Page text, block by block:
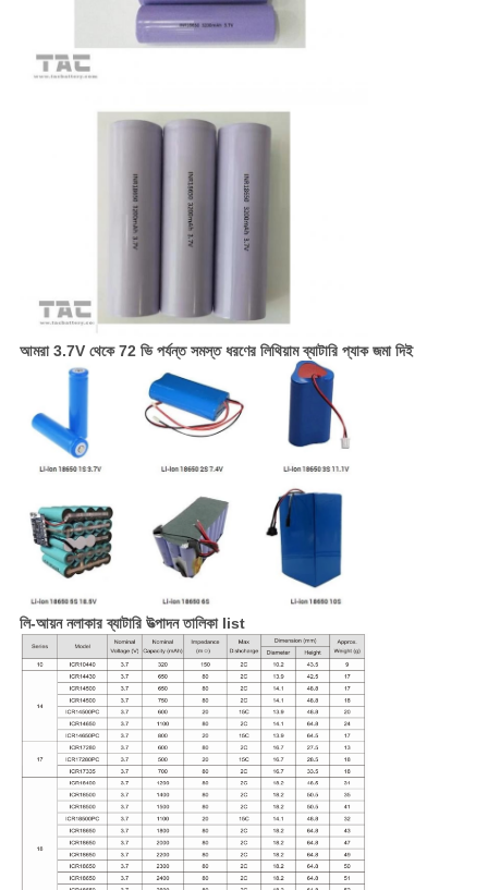
আমরা 3.7V থেকে 72 ভি পর্যন্ত সমস্ত ধরণের লিথিয়াম ব্যাটারি প্যাক জমা দিই
লি-আয়ন নলাকার ব্যাটারি উত্পাদন তালিকা list